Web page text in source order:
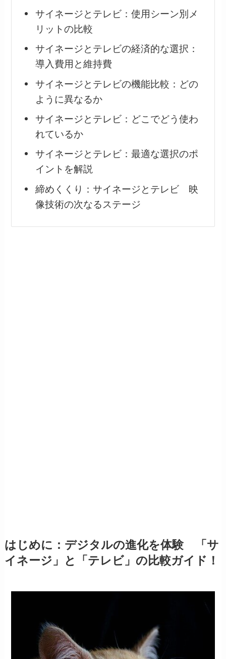
サイネージとテレビ：使用シーン別メ
リットの比較
サイネージとテレビの経済的な選択：
導入費用と維持費
サイネージとテレビの機能比較：どの
ように異なるか
サイネージとテレビ：どこでどう使わ
れているか
サイネージとテレビ：最適な選択のポ
イントを解説
締めくくり：サイネージとテレビ 映
像技術の次なるステージ
​はじめに：デジタルの進化を体験 「サ
イネージ」と「テレビ」の比較ガイド！